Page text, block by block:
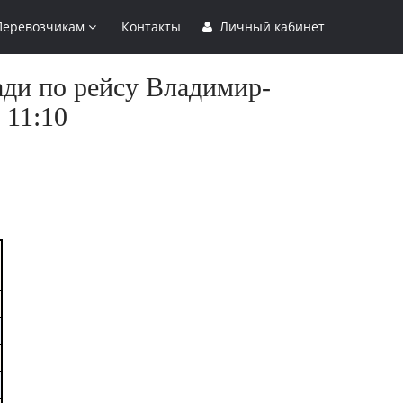
Контакты Личный кабинет
по рейсу Владимир-
11:10